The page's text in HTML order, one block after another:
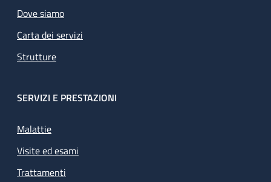
Dove siamo
Carta dei servizi
Strutture
SERVIZI E PRESTAZIONI
Malattie
Visite ed esami
Trattamenti